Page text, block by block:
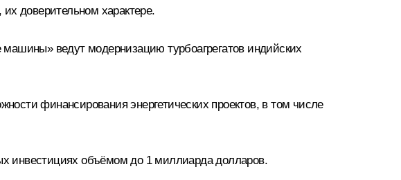
доверительном характере.
ведут модернизацию турбоагрегатов индийских
финансирования энергетических проектов, в том числе
инвестициях объёмом до 1 миллиарда долларов.